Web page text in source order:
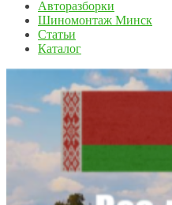
Авторазборки
Шиномонтаж Минск
Статьи
Каталог